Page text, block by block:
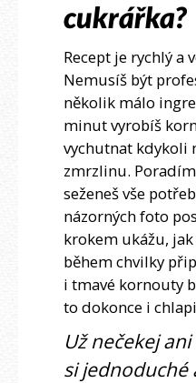
cukrářka?
Recept je rychlý a
Nemusíš být
několik málo
minut vyrobíš
vychutnat kdykoli
zmrzlinu.
seženeš vše
názorných foto
krokem ukážu,
během chvilky
i tmavé kornouty
to dokonce i
Už nečekej
si jednoduché